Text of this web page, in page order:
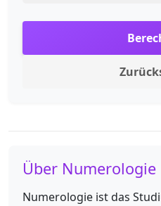
Über Numerologie
Numerologie ist das